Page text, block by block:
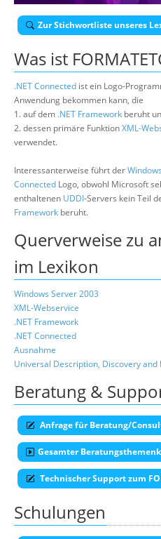
Über uns
Zur Stichwortliste unseres
Was ist
.NET Connected ist ein Logo-
Anwendung bekommen kann, die
1. auf dem .NET Framework beruht
2. dessen primäre FunktionXML-
verwendet.
Interessanterweise führt der
Connected Logo, obwohl Microsoft
enthaltenen UDDI-Servers kein Teil
Framework beruht.
Querverweise zu
im Lexikon
Windows Server 2003
XML-Webservice
.NET Framework
.NET Connected
Ausnahme
Universal Description, Discovery and
Beratung &
Anfrage für Beratung/
Gesamter
Technischer Support zum
Schulungen